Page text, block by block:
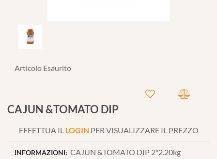
Articolo Esaurito
CAJUN &TOMATO DIP
EFFETTUA IL LOGIN PER VISUALIZZARE IL PREZZO
INFORMAZIONI: CAJUN &TOMATO DIP 2*2.20kg